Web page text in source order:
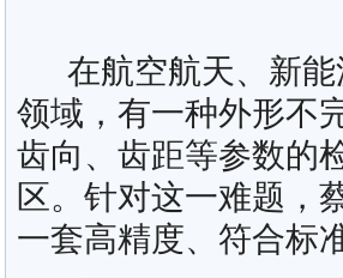
在航空航天、新能
领域，有一种外形不
齿向、齿距等参数的
区。针对这一难题，
一套高精度、符合标